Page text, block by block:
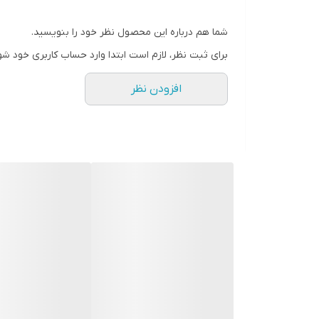
شما هم درباره این محصول نظر خود را بنویسید.
برای ثبت نظر، لازم است ابتدا وارد حساب کاربری خود
افزودن نظر